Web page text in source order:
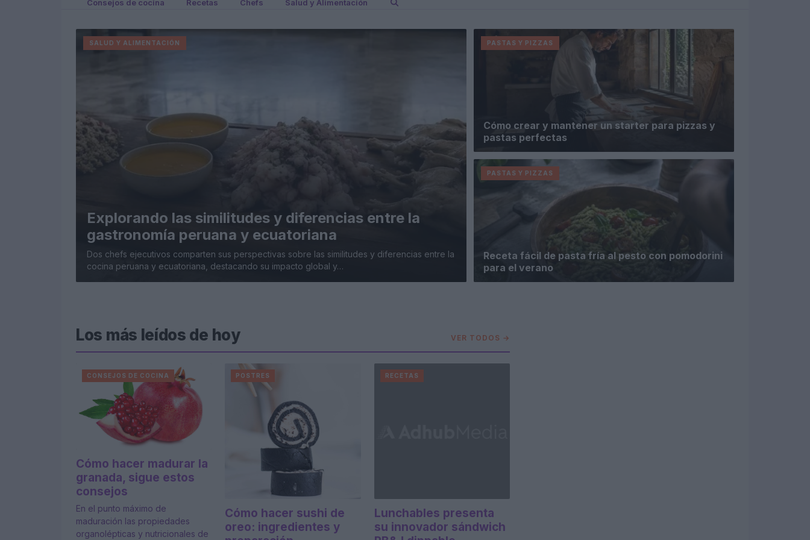
Consejos de cocina Recetas Chefs Salud y Alimentación
SALUD Y ALIMENTACIÓN
Explorando las similitudes y diferencias entre la
gastronomía peruana y ecuatoriana
Dos chefs ejecutivos comparten sus perspectivas sobre las similitudes y diferencias entre la
cocina peruana y ecuatoriana, destacando su impacto global y…
PASTAS Y PIZZAS
Cómo crear y mantener un starter para pizzas y
pastas perfectas
PASTAS Y PIZZAS
Receta fácil de pasta fría al pesto con pomodorini
para el verano
Los más leídos de hoy VER TODOS →
CONSEJOS DE COCINA
Cómo hacer madurar la
granada, sigue estos
consejos
En el punto máximo de
maduración las propiedades
organolépticas y nutricionales de
POSTRES
Cómo hacer sushi de
oreo: ingredientes y
RECETAS
Lunchables presenta
su innovador sándwich